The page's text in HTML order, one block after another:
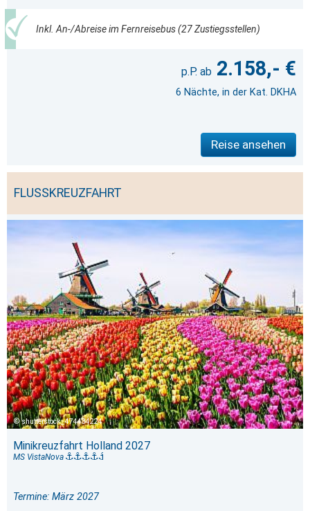
Inkl. An-/Abreise im Fernreisebus (27 Zustiegsstellen)
2.158,- €
6 Nächte, in der Kat. DKHA
Reise ansehen
FLUSSKREUZFAHRT
shutterstock_474434224
Minikreuzfahrt Holland 2027
MS VistaNova
Termine: März 2027